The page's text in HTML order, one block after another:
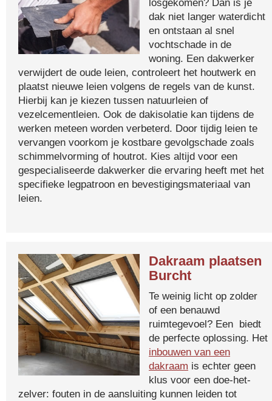
losgekomen? Dan is je
dak niet langer waterdicht
en ontstaan al snel
vochtschade in de
woning. Een dakwerker
verwijdert de oude leien, controleert het houtwerk en
plaatst nieuwe leien volgens de regels van de kunst.
Hierbij kan je kiezen tussen natuurleien of
vezelcementleien. Ook de dakisolatie kan tijdens de
werken meteen worden verbeterd. Door tijdig leien te
vervangen voorkom je kostbare gevolgschade zoals
schimmelvorming of houtrot. Kies altijd voor een
gespecialiseerde dakwerker die ervaring heeft met het
specifieke legpatroon en bevestigingsmateriaal van
leien.
Dakraam plaatsen
Burcht
Te weinig licht op zolder
of een benauwd
ruimtegevoel? Een biedt
de perfecte oplossing. Het
inbouwen van een
dakraam is echter geen
klus voor een doe-het-
zelver: fouten in de aansluiting kunnen leiden tot